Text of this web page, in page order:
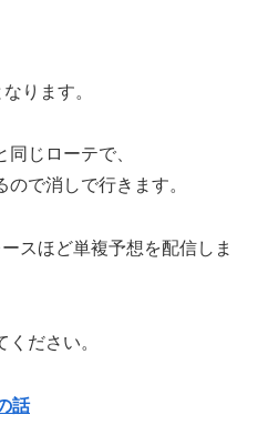
ります。
同じローテで、
で消しで行きます。
スほど単複予想を配信しま
ださい。
話